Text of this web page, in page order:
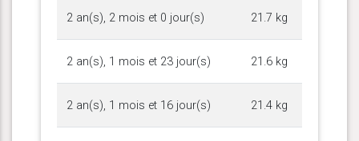
2 an(s), 2 mois et 0 jour(s) 21.7 kg
2 an(s), 1 mois et 23 jour(s) 21.6 kg
2 an(s), 1 mois et 16 jour(s) 21.4 kg